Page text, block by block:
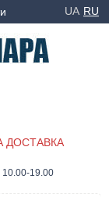
UA RU
ДОСТАВКА
19.00